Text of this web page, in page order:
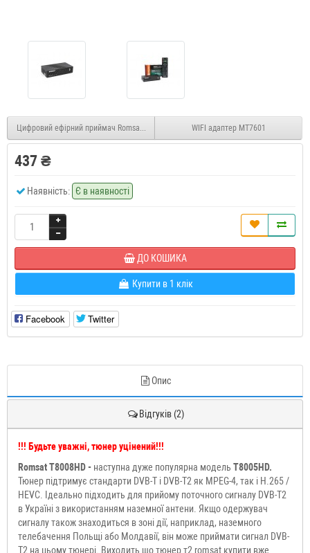
Цифровий ефірний приймач Romsat T8030HD (метал)WIFI адаптер MT7601
437 ₴
Наявність: Є в наявності
ДО КОШИКА
Купити в 1 клік
Facebook Twitter
Опис
Відгуків (2)
!!! Будьте уважні, тюнер уцінений!!!
Romsat T8008HD - наступна дуже популярна модель T8005HD.
Тюнер підтримує стандарти DVB-T і DVB-T2 як MPEG-4, так і H.265 /
HEVC. Ідеально підходить для прийому поточного сигналу DVB-T2
в Україні з використанням наземної антени. Якщо одержувач
сигналу також знаходиться в зоні дії, наприклад, наземного
телебачення Польщі або Молдавії, він може приймати сигнал DVB-
T2 на цьому тюнері. Виходить що тюнер т2 romsat купити вже